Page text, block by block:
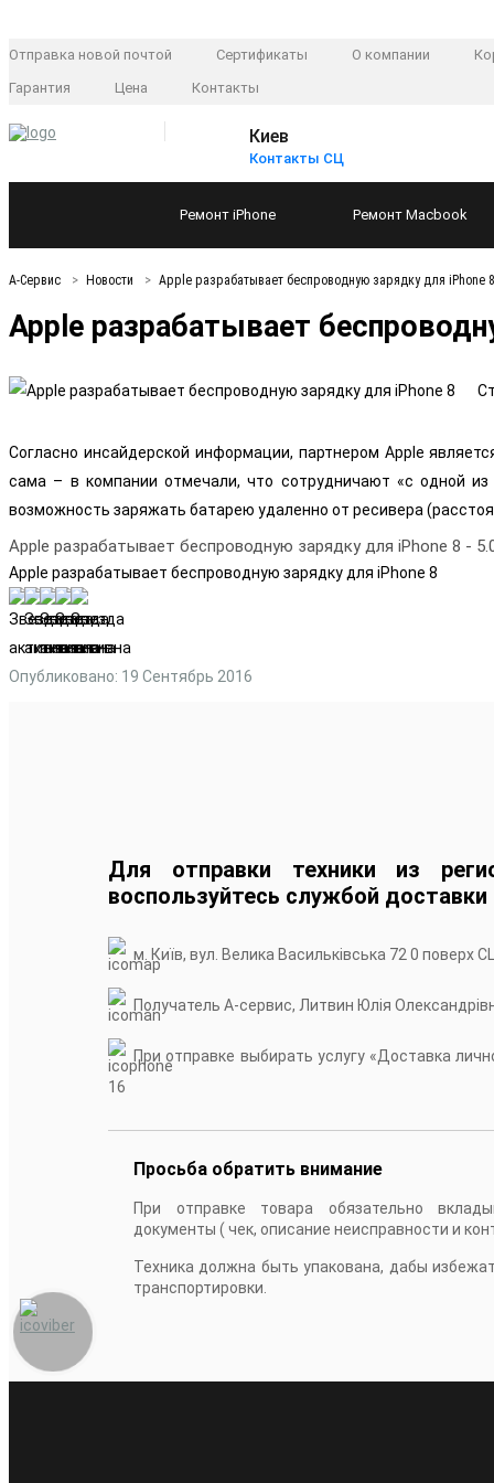
Отправка новой почтой Сертификаты О компании
Гарантия
Цена Контакты
Киев
Контакты СЦ
Ремонт iPhone Ремонт Macbook
А-Сервис Новости Apple разрабатывает беспроводную зарядку для iPhone 8
Apple разрабатывает
Согласно инсайдерской информации, партнером Apple
сама – в компании отмечали, что сотрудничают «с одной из
возможность заряжать батарею удаленно от ресивера
Apple разрабатывает беспроводную зарядку для iPhone 8 -
Apple разрабатывает беспроводную зарядку для iPhone 8
Опубликовано: 19 Сентябрь 2016
Для отправки техники из
воспользуйтесь службой доставки
м. Київ, вул. Велика Васильківська 72 0 поверх
Получатель А-сервис, Литвин Юлія
При отправке выбирать услугу «Доставка
16
Просьба обратить внимание
При отправке товара обязательно
документы ( чек, описание неисправности и
Техника должна быть упакована, дабы
транспортировки.